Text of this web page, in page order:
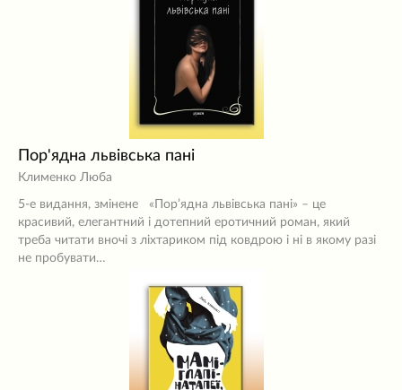
Пор'ядна львівська пані
Клименко Люба
5-е видання, змінене «Пор’ядна львівська пані» – це
красивий, елегантний і дотепний еротичний роман, який
треба читати вночі з ліхтариком під ковдрою і ні в якому разі
не пробувати…